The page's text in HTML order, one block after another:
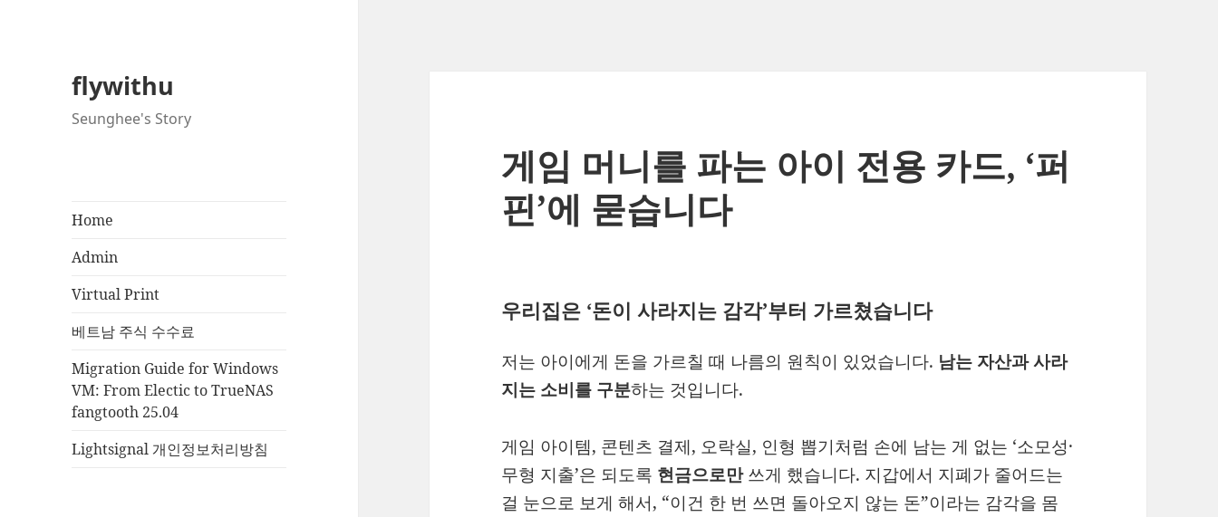
flywithu
Seunghee's Story
Home
Admin
Virtual Print
베트남 주식 수수료
Migration Guide for Windows
VM: From Electic to TrueNAS
fangtooth 25.04
Lightsignal 개인정보처리방침
게임 머니를 파는 아이 전용 카드, ‘퍼
핀’에 묻습니다
우리집은 ‘돈이 사라지는 감각’부터 가르쳤습니다
저는 아이에게 돈을 가르칠 때 나름의 원칙이 있었습니다. 남는 자산과 사라
지는 소비를 구분하는 것입니다.
게임 아이템, 콘텐츠 결제, 오락실, 인형 뽑기처럼 손에 남는 게 없는 ‘소모성·
무형 지출’은 되도록 현금으로만쓰게 했습니다. 지갑에서 지폐가 줄어드는
걸 눈으로 보게 해서, “이건 한 번 쓰면 돌아오지 않는 돈”이라는 감각을 몸